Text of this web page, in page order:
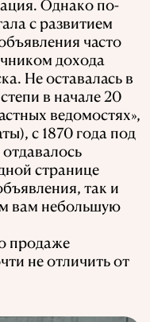
Однако по-
с развитием
часто
дохода
Не оставалась в
в начале 20
ведомостях»,
с 1870 года под
странице
так и
вам небольшую
продаже
не отличить от